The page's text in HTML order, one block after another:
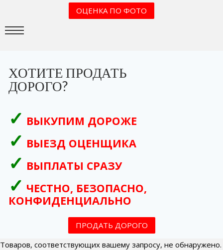
ОЦЕНКА ПО ФОТО
ХОТИТЕ ПРОДАТЬ
ДОРОГО?
ВЫКУПИМ ДОРОЖЕ
ВЫЕЗД ОЦЕНЩИКА
ВЫПЛАТЫ СРАЗУ
ЧЕСТНО, БЕЗОПАСНО,
КОНФИДЕНЦИАЛЬНО
ПРОДАТЬ ДОРОГО
Товаров, соответствующих вашему запросу, не обнаружено.